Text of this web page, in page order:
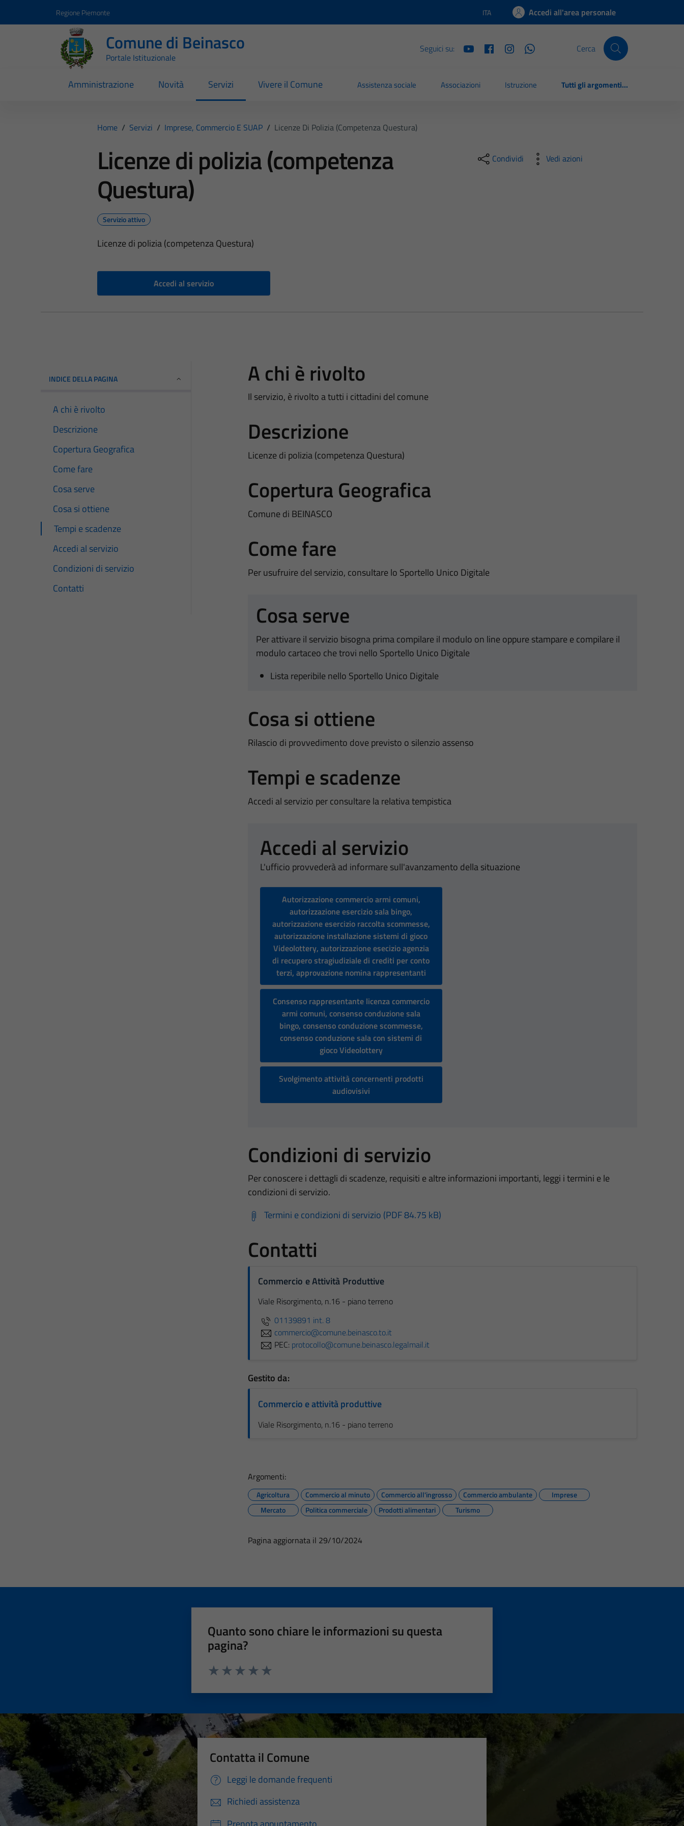
Regione Piemonte Lingua attiva:
ITA Accedi all'area personale
Comune di Beinasco
Portale Istituzionale
Seguici su: Cerca
Amministrazione Novità Servizi Vivere il Comune Assistenza sociale Associazioni Istruzione Tutti gli argomenti...
Home / Servizi / Imprese, Commercio E SUAP / Licenze Di Polizia (competenza Questura)
Licenze di polizia (competenza
Questura)
Servizio attivo
Licenze di polizia (competenza Questura)
Accedi al servizio
Condividi Vedi azioni
INDICE DELLA PAGINA
A chi è rivolto
Descrizione
Copertura Geografica
Come fare
Cosa serve
Cosa si ottiene
Tempi e scadenze
Accedi al servizio
Condizioni di servizio
Contatti
A chi è rivolto
Il servizio, è rivolto a tutti i cittadini del comune
Descrizione
Licenze di polizia (competenza Questura)
Copertura Geografica
Comune di BEINASCO
Come fare
Per usufruire del servizio, consultare lo Sportello Unico Digitale
Cosa serve
Per attivare il servizio bisogna prima compilare il modulo on line oppure stampare e compilare il
modulo cartaceo che trovi nello Sportello Unico Digitale
Lista reperibile nello Sportello Unico Digitale
Cosa si ottiene
Rilascio di provvedimento dove previsto o silenzio assenso
Tempi e scadenze
Accedi al servizio per consultare la relativa tempistica
Accedi al servizio
L'ufficio provvederà ad informare sull'avanzamento della situazione
Autorizzazione commercio armi comuni,
autorizzazione esercizio sala bingo,
autorizzazione esercizio raccolta scommesse,
autorizzazione installazione sistemi di gioco
Videolottery, autorizzazione esecizio agenzia
di recupero stragiudiziale di crediti per conto
terzi, approvazione nomina rappresentanti
Consenso rappresentante licenza commercio
armi comuni, consenso conduzione sala
bingo, consenso conduzione scommesse,
consenso conduzione sala con sistemi di
gioco Videolottery
Svolgimento attività concernenti prodotti
audiovisivi
Condizioni di servizio
Per conoscere i dettagli di scadenze, requisiti e altre informazioni importanti, leggi i termini e le
condizioni di servizio.
Termini e condizioni di servizio (PDF 84.75 kB)
Contatti
Commercio e Attività Produttive
Viale Risorgimento, n.16 - piano terreno
01139891 int. 8
commercio@comune.beinasco.to.it
PEC: protocollo@comune.beinasco.legalmail.it
Gestito da:
Commercio e attività produttive
Viale Risorgimento, n.16 - piano terreno
Argomenti:
Agricoltura Commercio al minuto Commercio all'ingrosso Commercio ambulante
Imprese
Mercato
Politica commerciale Prodotti alimentari Turismo
Pagina aggiornata il 29/10/2024
Quanto sono chiare le informazioni su questa
pagina?
Contatta il Comune
Leggi le domande frequenti
Richiedi assistenza